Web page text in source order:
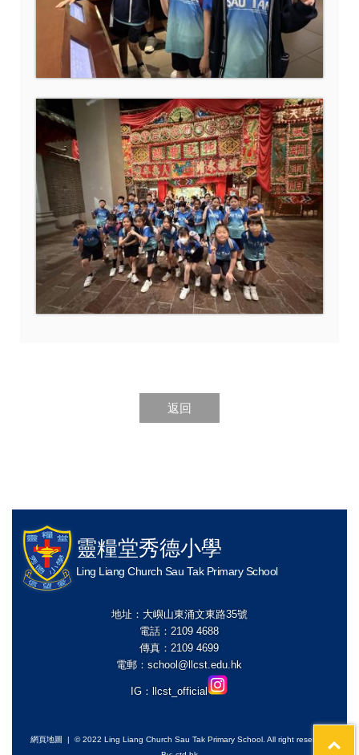
返回
靈糧堂秀德小學
Ling Liang Church Sau Tak Primary School
地址：大嶼山東涌文東路35號
電話：2109 4688
傳真：2109 4699
電郵：school@llcst.edu.hk
IG： llcst_official
網頁地圖 | © 2022 Ling Liang Church Sau Tak Primary School. All right reserved